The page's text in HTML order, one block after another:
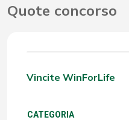
Quote concorso
Vincite WinForLife
CATEGORIA